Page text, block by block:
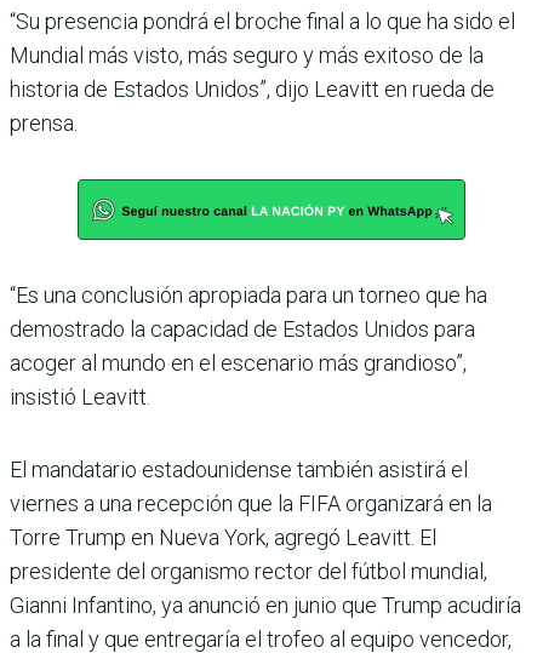
“Su presencia pondrá el broche final a lo que ha sido el
Mun­dial más visto, más seguro y más exitoso de la
historia de Estados Unidos”, dijo Leavitt en rueda de
prensa.
“Es una conclusión apropiada para un torneo que ha
demos­trado la capacidad de Estados Unidos para
acoger al mundo en el escenario más gran­dioso”,
insistió Leavitt.
El mandatario estadouni­dense también asistirá el
viernes a una recepción que la FIFA organizará en la
Torre Trump en Nueva York, agregó Leavitt. El
presidente del orga­nismo rector del fútbol mun­dial,
Gianni Infantino, ya anunció en junio que Trump acudiría
a la final y que entre­garía el trofeo al equipo vence­dor,